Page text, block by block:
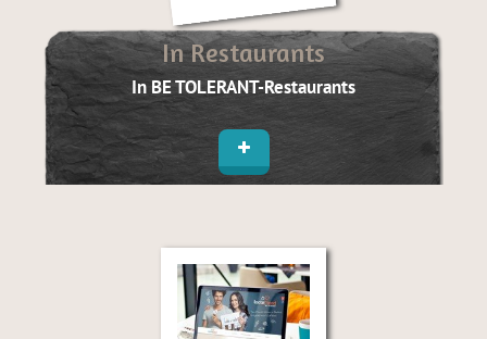
In Restaurants
In BE TOLERANT-Restaurants